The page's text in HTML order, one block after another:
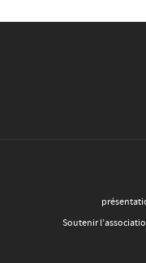
Soutenir